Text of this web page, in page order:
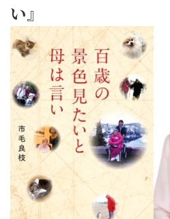
い』